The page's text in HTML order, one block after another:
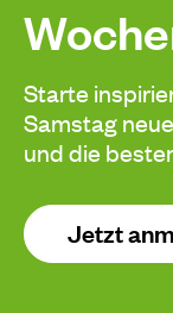
Starte
Samstag
und die
Jetzt